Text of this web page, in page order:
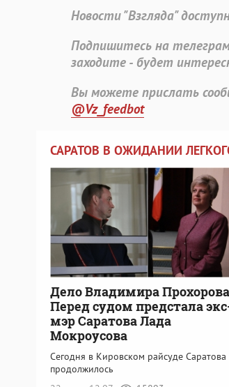
Новости "Взгляда"
Подпишитесь на
заходите - будет
Вы можете прислать
@Vz_feedbot
САРАТОВ В ОЖИДАНИИ
Дело Владимира
Перед судом предстала
мэр Саратова Лада
Мокроусова
Сегодня в Кировском райсуде Саратова
продолжилось